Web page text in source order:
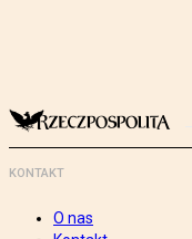
KONTAKT
O nas